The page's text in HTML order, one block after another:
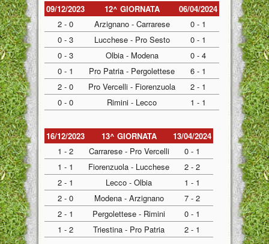
09/12/2023 12^ GIORNATA
06/04/2024
2 - 0
Arzignano - Carrarese
0 - 1
0 - 3
Lucchese - Pro Sesto
0 - 1
0 - 3
Olbia - Modena
0 - 4
0 - 1
Pro Patria - Pergolettese
6 - 1
2 - 0
Pro Vercelli - Fiorenzuola
2 - 1
0 - 0
Rimini - Lecco 1 - 1
16/12/2023 13^ GIORNATA
13/04/2024
1 - 2
Carrarese - Pro Vercelli
0 - 1
1 - 1
Fiorenzuola - Lucchese
2 - 2
2 - 1
Lecco - Olbia
1 - 1
2 - 0
Modena - Arzignano
7 - 2
2 - 1
Pergolettese - Rimini
0 - 1
1 - 2
Triestina - Pro Patria 2 - 1